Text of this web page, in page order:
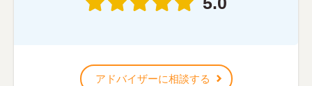
アドバイザーに相談する